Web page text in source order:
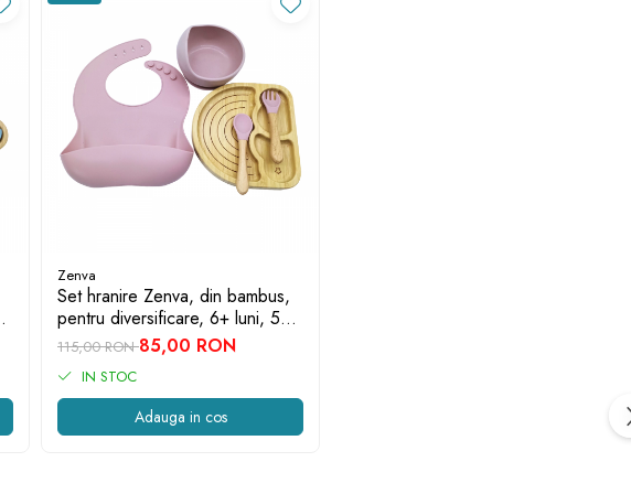
Zenva
Set hranire Zenva, din bambus,
pentru diversificare, 6+ luni, 5
piese, culoare Roz, model
Curcubeu
115,00 RON85,00 RON
IN STOC
Adauga in cos